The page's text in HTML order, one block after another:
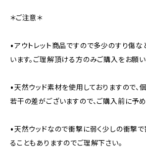
＊ご注意＊
•アウトレット商品ですので多少のすり傷
います。ご理解頂ける方のみご購入をお願い
•天然ウッド素材を使用しておりますので、
若干の差がございますので、ご購入前に予
•天然ウッドなので衝撃に弱く少しの衝撃
ることもありますのでご理解下さい。